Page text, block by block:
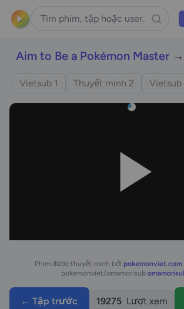
Aim to Be a Pokémon Master→
Vietsub 1 Thuyết minh 2 Vietsub
Phim được thuyết minh bởi pokemonviet.com
pokemonviet/omamorisub
← Tập trước 19275 Lượt xem